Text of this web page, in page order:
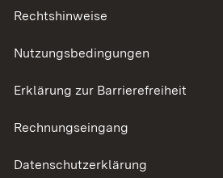
Rechtshinweise
Nutzungsbedingungen
Erklärung zur Barrierefreiheit
Rechnungseingang
Datenschutzerklärung